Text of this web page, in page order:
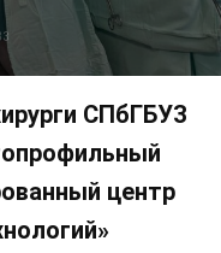
СПбГБУЗ
центр